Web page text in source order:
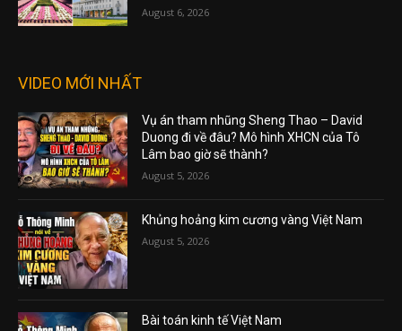
August 6, 2026
VIDEO MỚI NHẤT
Vụ án tham nhũng Sheng Thao – David
Duong đi về đâu? Mô hình XHCN của Tô
Lâm bao giờ sẽ thành?
August 5, 2026
Khủng hoảng kim cương vàng Việt Nam
August 5, 2026
Bài toán kinh tế Việt Nam